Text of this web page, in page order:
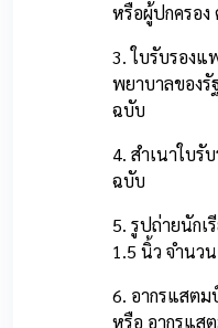
หรือผู้ปกครอง
3. ใบรับรองแ
พยาบาลของรั
ฉบับ
4. สำเนาใบรั
ฉบับ
5. รูปถ่ายนักเ
1.5 นิ้ว จำนว
6. อากรแสตม
หรือ อากรแส